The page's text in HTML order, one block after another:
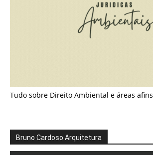
Tudo sobre Direito Ambiental e áreas afins
Bruno Cardoso Arquitetura